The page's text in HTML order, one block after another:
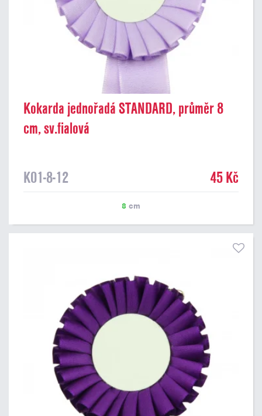
Kokarda jednořadá STANDARD, průměr 8
cm, sv.fialová
K01-8-12 45 Kč
8 cm